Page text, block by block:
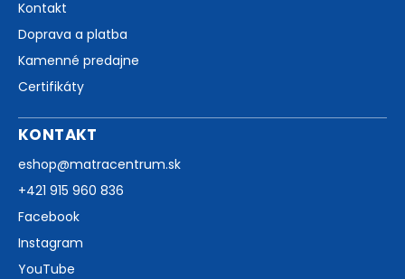
Kontakt
Doprava a platba
Kamenné predajne
Certifikáty
KONTAKT
eshop@matracentrum.sk
+421 915 960 836
Facebook
Instagram
YouTube